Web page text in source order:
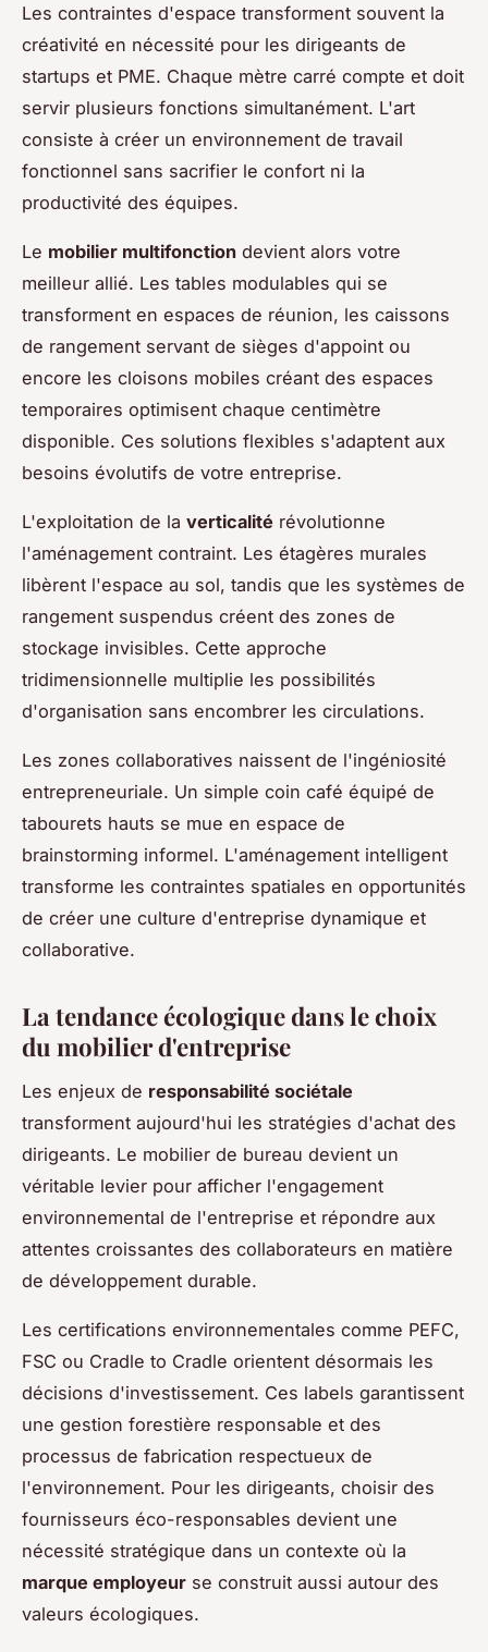
Les contraintes d'espace transforment souvent la
créativité en nécessité pour les dirigeants de
startups et PME. Chaque mètre carré compte et doit
servir plusieurs fonctions simultanément. L'art
consiste à créer un environnement de travail
fonctionnel sans sacrifier le confort ni la
productivité des équipes.
Le mobilier multifonction devient alors votre
meilleur allié. Les tables modulables qui se
transforment en espaces de réunion, les caissons
de rangement servant de sièges d'appoint ou
encore les cloisons mobiles créant des espaces
temporaires optimisent chaque centimètre
disponible. Ces solutions flexibles s'adaptent aux
besoins évolutifs de votre entreprise.
L'exploitation de la verticalité révolutionne
l'aménagement contraint. Les étagères murales
libèrent l'espace au sol, tandis que les systèmes de
rangement suspendus créent des zones de
stockage invisibles. Cette approche
tridimensionnelle multiplie les possibilités
d'organisation sans encombrer les circulations.
Les zones collaboratives naissent de l'ingéniosité
entrepreneuriale. Un simple coin café équipé de
tabourets hauts se mue en espace de
brainstorming informel. L'aménagement intelligent
transforme les contraintes spatiales en opportunités
de créer une culture d'entreprise dynamique et
collaborative.
La tendance écologique dans le choix
du mobilier d'entreprise
Les enjeux de responsabilité sociétale
transforment aujourd'hui les stratégies d'achat des
dirigeants. Le mobilier de bureau devient un
véritable levier pour afficher l'engagement
environnemental de l'entreprise et répondre aux
attentes croissantes des collaborateurs en matière
de développement durable.
Les certifications environnementales comme PEFC,
FSC ou Cradle to Cradle orientent désormais les
décisions d'investissement. Ces labels garantissent
une gestion forestière responsable et des
processus de fabrication respectueux de
l'environnement. Pour les dirigeants, choisir des
fournisseurs éco-responsables devient une
nécessité stratégique dans un contexte où la
marque employeur se construit aussi autour des
valeurs écologiques.